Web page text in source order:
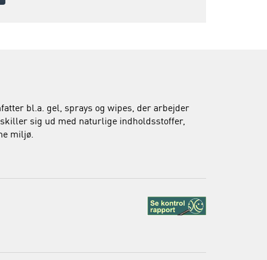
bl.a. gel, sprays og wipes, der arbejder
sig ud med naturlige indholdsstoffer,
miljø.